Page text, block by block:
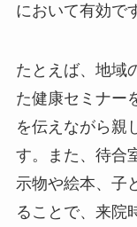
において有効で
たとえば、地域
た健康セミナー
を伝えながら親
す。また、待合
示物や絵本、子
ることで、来院